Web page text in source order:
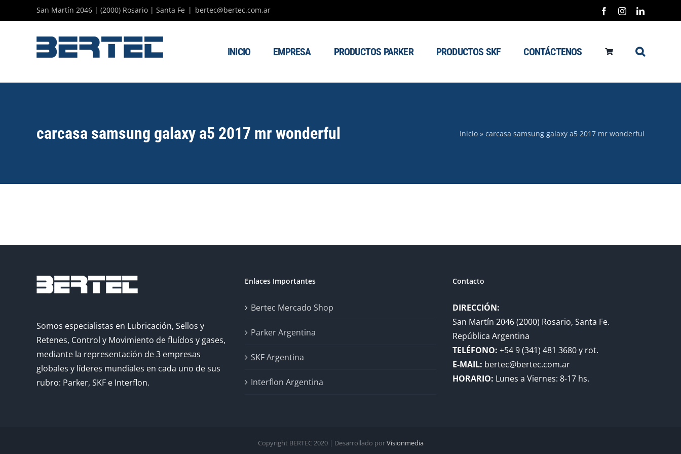
to
San Martín 2046 | (2000) Rosario | Santa Fe | bertec@bertec.com.ar FacebookInstagramLinkedIn
INICIO EMPRESA PRODUCTOS PARKER PRODUCTOS SKF CONTÁCTENOS
carcasa samsung galaxy a5 2017 mr wonderful Inicio » carcasa samsung galaxy a5 2017 mr wonderful
Somos especialistas en Lubricación, Sellos y
Retenes, Control y Movimiento de fluídos y gases,
mediante la representación de 3 empresas
globales y líderes mundiales en cada uno de sus
rubro: Parker, SKF e Interflon.
Enlaces Importantes
Bertec Mercado Shop
Parker Argentina
SKF Argentina
Interflon Argentina
Contacto
DIRECCIÓN:
San Martín 2046 (2000) Rosario, Santa Fe.
República Argentina
TELÉFONO: +54 9 (341) 481 3680 y rot.
E-MAIL: bertec@bertec.com.ar
HORARIO: Lunes a Viernes: 8-17 hs.
Copyright BERTEC 2020 | Desarrollado porVisionmedia